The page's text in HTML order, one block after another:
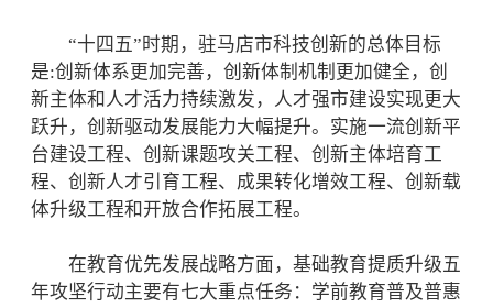
“十四五”时期，驻马店市科技创新的总体目标
是:创新体系更加完善，创新体制机制更加健全，创
新主体和人才活力持续激发，人才强市建设实现更大
跃升，创新驱动发展能力大幅提升。实施一流创新平
台建设工程、创新课题攻关工程、创新主体培育工
程、创新人才引育工程、成果转化增效工程、创新载
体升级工程和开放合作拓展工程。
在教育优先发展战略方面，基础教育提质升级五
年攻坚行动主要有七大重点任务：学前教育普及普惠